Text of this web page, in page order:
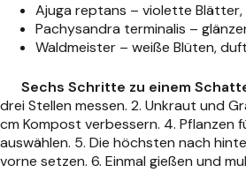
Ajuga reptans – violette Blätter,
Pachysandra terminalis –
Waldmeister – weiße Blüten,
Sechs Schritte zu einem
drei Stellen messen. 2. Unkraut und
cm Kompost verbessern. 4. Pflanzen
auswählen. 5. Die höchsten nach
vorne setzen. 6. Einmal gießen und